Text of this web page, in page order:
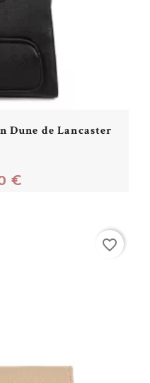
Dune de Lancaster
€
favorite_border